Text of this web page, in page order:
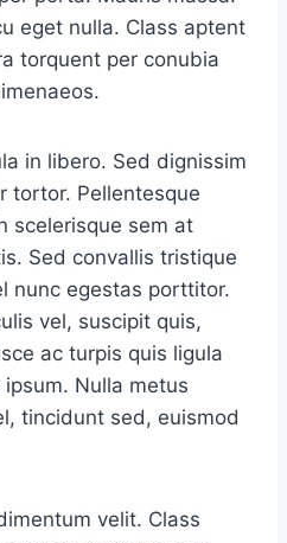
eget nulla. Class aptent
torquent per conubia
in libero. Sed dignissim
tortor. Pellentesque
scelerisque sem at
Sed convallis tristique
nunc egestas porttitor.
vel, suscipit quis,
ac turpis quis ligula
Nulla metus
tincidunt sed, euismod
velit. Class